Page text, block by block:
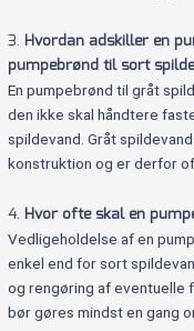
3. Hvordan adskiller en
pumpebrønd til sort
En pumpebrønd til gråt
den ikke skal håndtere
spildevand. Gråt
konstruktion og er derfor
4. Hvor ofte skal en
Vedligeholdelse af en
enkel end for sort
og rengøring af eventuelle
bør gøres mindst en gang